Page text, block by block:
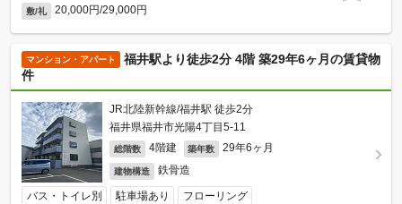
敷/礼 20,000円/29,000円
マンション・アパート
福井駅より徒歩2分 4階 築29年6ヶ月の賃貸物
件
JR北陸新幹線/福井駅 徒歩2分
福井県福井市光陽4丁目5-11
総階数 4階建 築年数 29年6ヶ月
建物構造 鉄骨造
バス・トイレ別 駐車場あり フローリング